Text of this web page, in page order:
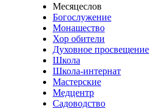
Месяцеслов
Богослужение
Монашество
Хор обители
Духовное просвещение
Школа
Школа-интернат
Мастерские
Медцентр
Садоводство